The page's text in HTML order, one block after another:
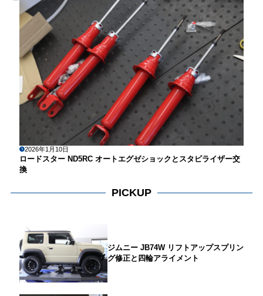
2026年1月10日
ロードスター ND5RC オートエグゼショックとスタビライザー交
換
PICKUP
ジムニー JB74W リフトアップスプリン
グ修正と四輪アライメント